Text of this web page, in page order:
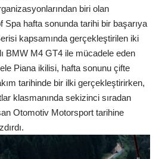
biri olan
hafta sonunda tarihi bir başarıya
kapsamında gerçekleştirilen iki
BMW M4 GT4 ile mücadele eden
Piana ikilisi, hafta sonunu çifte
tarihinde bir ilki gerçekleştirirken,
klasmanında sekizinci sıradan
Otomotiv Motorsport tarihine